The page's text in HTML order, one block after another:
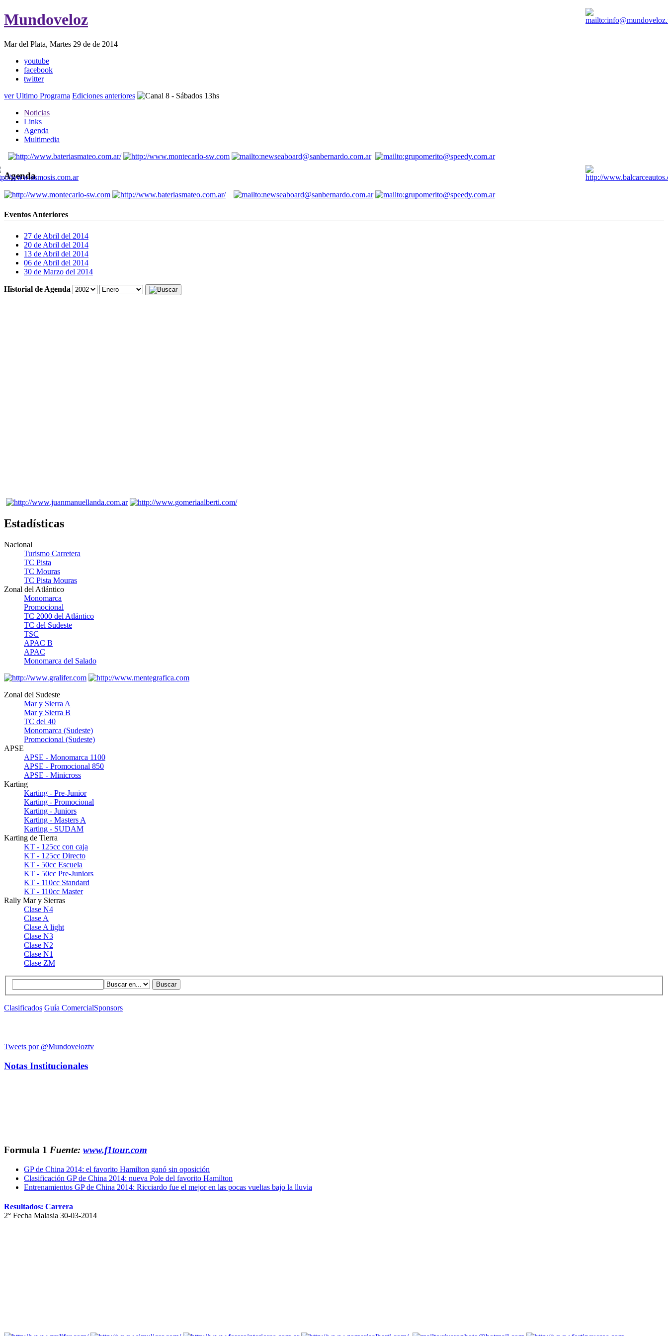
Mundoveloz
Mar del Plata, Martes 29 de de 2014
youtube
facebook
twitter
ver Ultimo Programa Ediciones anteriores
Noticias
Links
Agenda
Multimedia
Agenda
Eventos Anteriores
27 de Abril del 2014
20 de Abril del 2014
13 de Abril del 2014
06 de Abril del 2014
30 de Marzo del 2014
Historial de Agenda
Estadísticas
Nacional
Turismo Carretera
TC Pista
TC Mouras
TC Pista Mouras
Zonal del Atlántico
Monomarca
Promocional
TC 2000 del Atlántico
TC del Sudeste
TSC
APAC B
APAC
Monomarca del Salado
Zonal del Sudeste
Mar y Sierra A
Mar y Sierra B
TC del 40
Monomarca (Sudeste)
Promocional (Sudeste)
APSE
APSE - Monomarca 1100
APSE - Promocional 850
APSE - Minicross
Karting
Karting - Pre-Junior
Karting - Promocional
Karting - Juniors
Karting - Masters A
Karting - SUDAM
Karting de Tierra
KT - 125cc con caja
KT - 125cc Directo
KT - 50cc Escuela
KT - 50cc Pre-Juniors
KT - 110cc Standard
KT - 110cc Master
Rally Mar y Sierras
Clase N4
Clase A
Clase A light
Clase N3
Clase N2
Clase N1
Clase ZM
Buscar
Clasificados Guía ComercialSponsors
Tweets por @Mundoveloztv
Notas Institucionales
Formula 1 Fuente: www.f1tour.com
GP de China 2014: el favorito Hamilton ganó sin oposición
Clasificación GP de China 2014: nueva Pole del favorito Hamilton
Entrenamientos GP de China 2014: Ricciardo fue el mejor en las pocas vueltas bajo la lluvia
Resultados: Carrera
2° Fecha Malasia 30-03-2014